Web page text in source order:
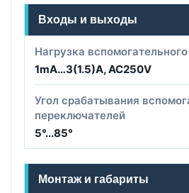
Входы и выходы
Нагрузка
1mA…3(1.5)A, AC250V
Угол срабатывания
переключателей
5°...85°
Монтаж и габариты